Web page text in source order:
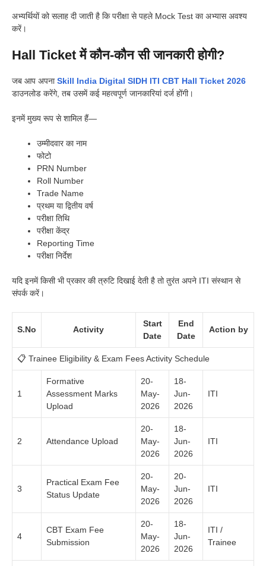
अभ्यर्थियों को सलाह दी जाती है कि परीक्षा से पहले Mock Test का अभ्यास अवश्य
करें।
Hall Ticket में कौन-कौन सी जानकारी होगी?
जब आप अपनाSkill India Digital SIDH ITI CBT Hall Ticket 2026
डाउनलोड करेंगे, तब उसमें कई महत्वपूर्ण जानकारियां दर्ज होंगी।
इनमें मुख्य रूप से शामिल हैं—
उम्मीदवार का नाम
फोटो
PRN Number
Roll Number
Trade Name
प्रथम या द्वितीय वर्ष
परीक्षा तिथि
परीक्षा केंद्र
Reporting Time
परीक्षा निर्देश
यदि इनमें किसी भी प्रकार की त्रुटि दिखाई देती है तो तुरंत अपने ITI संस्थान से
संपर्क करें।
S.No Activity
Start
Date
End
Date
Action by
📋 Trainee Eligibility & Exam Fees Activity Schedule
1
Formative
Assessment Marks
Upload
20-
May-
2026
18-
Jun-
2026
ITI
2 Attendance Upload
20-
May-
2026
18-
Jun-
2026
ITI
3
Practical Exam Fee
Status Update
20-
May-
2026
20-
Jun-
2026
ITI
4
CBT Exam Fee
Submission
20-
May-
2026
18-
Jun-
2026
ITI /
Trainee